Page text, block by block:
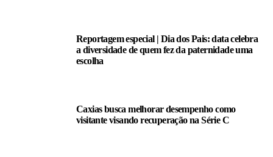
Reportagem especial | Dia dos Pais: data celebra
a diversidade de quem fez da paternidade uma
escolha
Caxias busca melhorar desempenho como
visitante visando recuperação na Série C